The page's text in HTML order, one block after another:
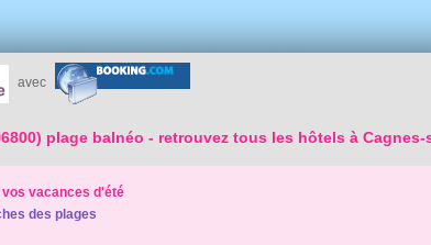
avec
plage balnéo - retrouvez tous les hôtels à Cagnes-
vacances d'été
des plages